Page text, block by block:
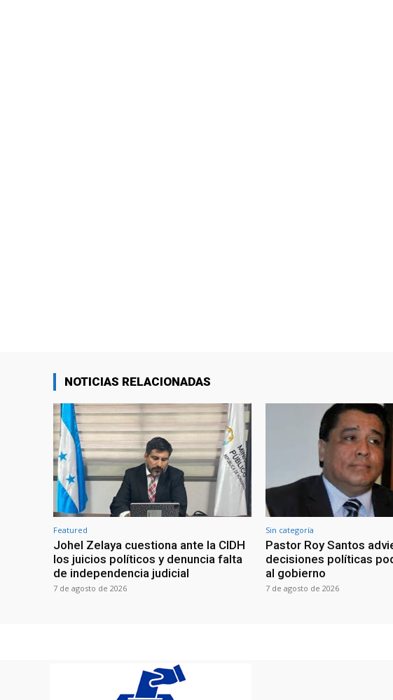
NOTICIAS RELACIONADAS
Featured
Johel Zelaya cuestiona ante la CIDH
los juicios políticos y denuncia falta
de independencia judicial
7 de agosto de 2026
Sin categoría
Pastor Roy Santos
decisiones políticas
al gobierno
7 de agosto de 2026